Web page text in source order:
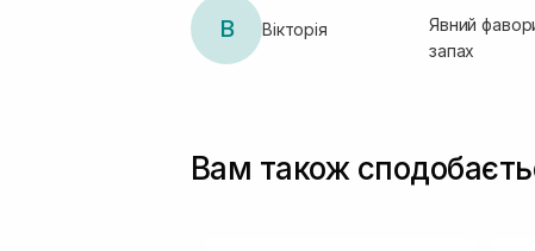
В Вікторія
Явний
запах
Вам також